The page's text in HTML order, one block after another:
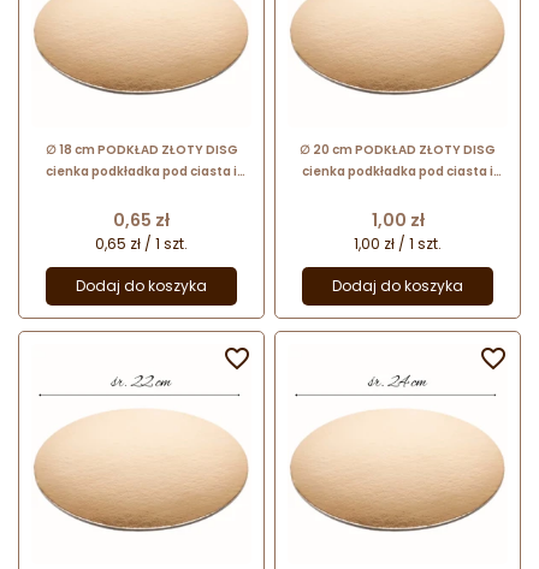
∅ 18 cm PODKŁAD ZŁOTY DISG
cienka podkładka pod ciasta i
Cena
0,65 zł
0,65 zł / 1 szt.
Dodaj do koszyka
∅ 20 cm PODKŁAD ZŁOTY DISG
cienka podkładka pod ciasta i
Cena
1,00 zł
1,00 zł / 1 szt.
Dodaj do koszyka
 